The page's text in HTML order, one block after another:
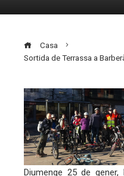
Casa
Sortida de Terrassa a
Diumenge 25 de